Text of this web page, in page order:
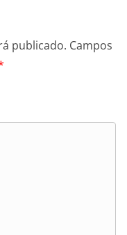
publicado. Campos